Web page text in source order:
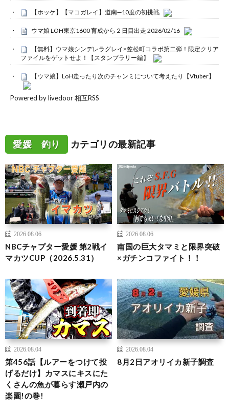
【ホッケ】【マコガレイ】道南➖10度の初挑戦
ウマ娘 LOH東京1600 育成から２日目出走 2026/02/16
【無料】ウマ娘シンデレラグレイ×笠松町コラボ第二弾！限定クリア
ファイルをゲットせよ！【スタンプラリー編】
【ウマ娘】LoH走ったり次のチャンミについて考えたり【Vtuber】
Powered by livedoor 相互RSS
愛媛 釣り カテゴリの最新記事
2026.08.06
NBCチャプター愛媛 第2戦イ
マカツCUP（2026.5.31）
2026.08.06
南国の巨大タマミと限界突破
×ガチンコファイト！！
2026.08.04
第456話【ルアーをつけて投
げるだけ】カマスにキスにた
くさんの魚が暮らす瀬戸内の
楽園!の巻!
2026.08.04
8月2日アオリイカ新子調査